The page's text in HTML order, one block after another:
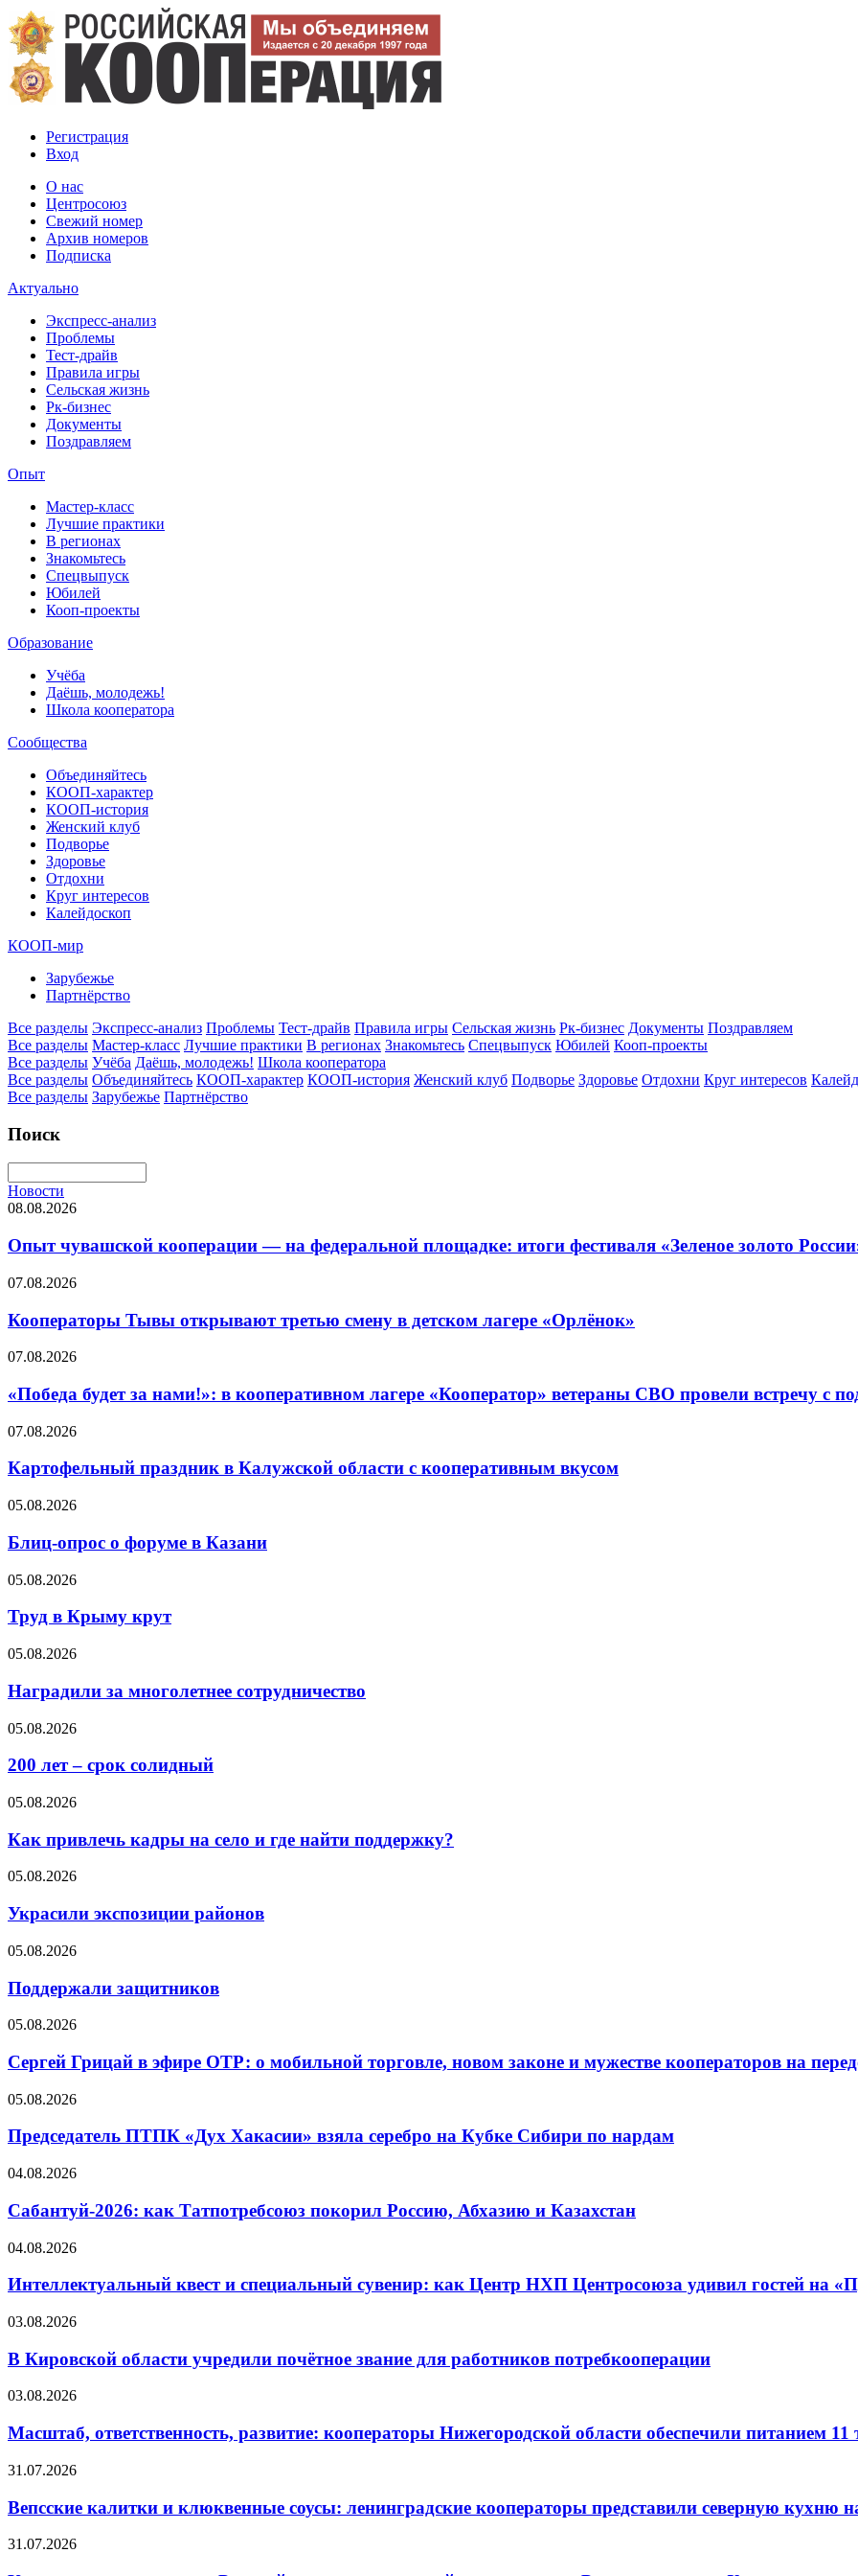
Регистрация
Вход
О нас
Центросоюз
Свежий номер
Архив номеров
Подписка
Актуально
Экспресс-анализ
Проблемы
Тест-драйв
Правила игры
Сельская жизнь
Рк-бизнес
Документы
Поздравляем
Опыт
Мастер-класс
Лучшие практики
В регионах
Знакомьтесь
Спецвыпуск
Юбилей
Кооп-проекты
Образование
Учёба
Даёшь, молодежь!
Школа кооператора
Сообщества
Объединяйтесь
КООП-характер
КООП-история
Женский клуб
Подворье
Здоровье
Отдохни
Круг интересов
Калейдоскоп
КООП-мир
Зарубежье
Партнёрство
Все разделы Экспресс-анализ Проблемы Тест-драйв Правила игры Сельская жизнь Рк-бизнес Документы Поздравляем
Все разделы Мастер-класс Лучшие практики В регионах Знакомьтесь Спецвыпуск Юбилей Кооп-проекты
Все разделы Учёба Даёшь, молодежь! Школа кооператора
Все разделы Объединяйтесь КООП-характер КООП-история Женский клуб Подворье Здоровье Отдохни Круг интересов
Все разделы Зарубежье Партнёрство
Поиск
Новости
08.08.2026
Опыт чувашской кооперации — на федеральной площадке: итоги фестиваля «Зеленое золото
07.08.2026
Кооператоры Тывы открывают третью смену в детском лагере «Орлёнок»
07.08.2026
«Победа будет за нами!»: в кооперативном лагере «Кооператор» ветераны СВО провели встречу с
07.08.2026
Картофельный праздник в Калужской области с кооперативным вкусом
05.08.2026
Блиц-опрос о форуме в Казани
05.08.2026
Труд в Крыму крут
05.08.2026
Наградили за многолетнее сотрудничество
05.08.2026
200 лет – срок солидный
05.08.2026
Как привлечь кадры на село и где найти поддержку?
05.08.2026
Украсили экспозиции районов
05.08.2026
Поддержали защитников
05.08.2026
Сергей Грицай в эфире ОТР: о мобильной торговле, новом законе и мужестве кооператоров на
05.08.2026
Председатель ПТПК «Дух Хакасии» взяла серебро на Кубке Сибири по нардам
04.08.2026
Сабантуй-2026: как Татпотребсоюз покорил Россию, Абхазию и Казахстан
04.08.2026
Интеллектуальный квест и специальный сувенир: как Центр НХП Центросоюза удивил гостей на
03.08.2026
В Кировской области учредили почётное звание для работников потребкооперации
03.08.2026
Масштаб, ответственность, развитие: кооператоры Нижегородской области обеспечили питанием
31.07.2026
Вепсские калитки и клюквенные соусы: ленинградские кооператоры представили северную кухню
31.07.2026